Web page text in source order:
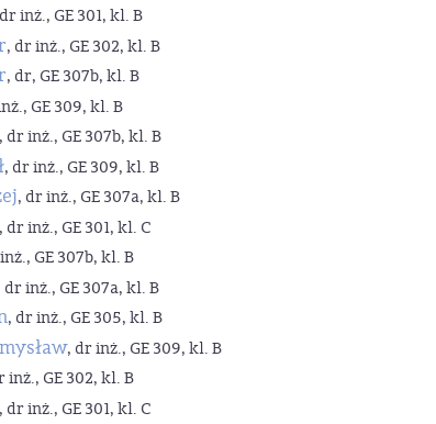
inż., GE 301, kl. B
, dr inż., GE 302, kl. B
, dr, GE 307b, kl. B
GE 309, kl. B
dr inż., GE 307b, kl. B
, dr inż., GE 309, kl. B
, dr inż., GE 307a, kl. B
dr inż., GE 301, kl. C
GE 307b, kl. B
dr inż., GE 307a, kl. B
, dr inż., GE 305, kl. B
, dr inż., GE 309, kl. B
inż., GE 302, kl. B
dr inż., GE 301, kl. C